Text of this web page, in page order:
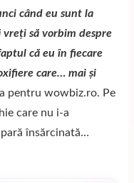
când eu sunt la
să vorbim despre
că eu în fiecare
care… mai și
pentru wowbiz.ro. Pe
care nu i-a
însărcinată…